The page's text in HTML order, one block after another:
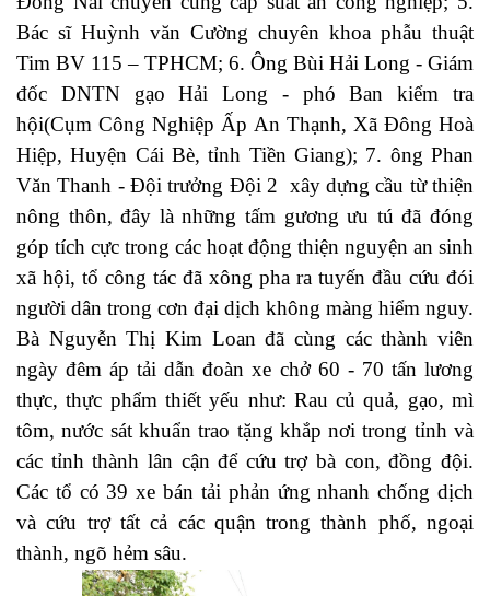
Bác sĩ Huỳnh văn Cường chuyên khoa phẫu thuật
Tim BV 115 – TPHCM; 6. Ông Bùi Hải Long - Giám
đốc DNTN gạo Hải Long - phó Ban kiểm tra
hội(Cụm Công Nghiệp Ấp An Thạnh, Xã Đông Hoà
Hiệp, Huyện Cái Bè, tỉnh Tiền Giang); 7. ông Phan
Văn Thanh - Đội trưởng Đội 2 xây dựng cầu từ thiện
nông thôn, đây là những tấm gương ưu tú đã đóng
góp tích cực trong các hoạt động thiện nguyện an sinh
xã hội, tổ công tác đã xông pha ra tuyến đầu cứu đói
người dân trong cơn đại dịch không màng hiểm nguy.
Bà Nguyễn Thị Kim Loan đã cùng các thành viên
ngày đêm áp tải dẫn đoàn xe chở 60 - 70 tấn lương
thực, thực phẩm thiết yếu như: Rau củ quả, gạo, mì
tôm, nước sát khuẩn trao tặng khắp nơi trong tỉnh và
các tỉnh thành lân cận để cứu trợ bà con, đồng đội.
Các tổ có 39 xe bán tải phản ứng nhanh chống dịch
và cứu trợ tất cả các quận trong thành phố, ngoại
thành, ngõ hẻm sâu.